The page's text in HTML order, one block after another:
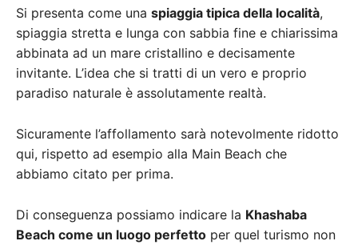
Si presenta come una spiaggia tipica della località,
spiaggia stretta e lunga con sabbia fine e chiarissima
abbinata ad un mare cristallino e decisamente
invitante. L’idea che si tratti di un vero e proprio
paradiso naturale è assolutamente realtà.
Sicuramente l’affollamento sarà notevolmente ridotto
qui, rispetto ad esempio alla Main Beach che
abbiamo citato per prima.
Di conseguenza possiamo indicare la Khashaba
Beach come un luogo perfetto per quel turismo non